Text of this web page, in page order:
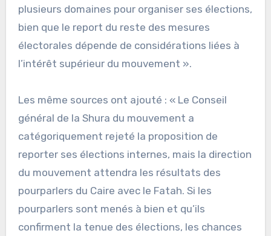
plusieurs domaines pour organiser ses élections,
bien que le report du reste des mesures
électorales dépende de considérations liées à
l’intérêt supérieur du mouvement ».
Les même sources ont ajouté : « Le Conseil
général de la Shura du mouvement a
catégoriquement rejeté la proposition de
reporter ses élections internes, mais la direction
du mouvement attendra les résultats des
pourparlers du Caire avec le Fatah. Si les
pourparlers sont menés à bien et qu’ils
confirment la tenue des élections, les chances